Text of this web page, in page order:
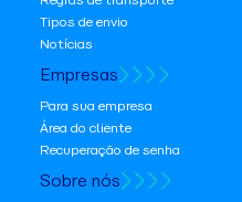
Tipos de envio
Notícias
Empresas
Para sua empresa
Área do cliente
Recuperação de senha
Sobre nós